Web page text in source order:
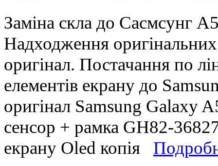
Заміна скла до Сасмсунг
Надходження
оригінал. Постачання по
елементів екрану до
оригінал Samsung Galaxy
сенсор + рамка GH82-
екрану Oled копія